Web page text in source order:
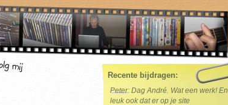
Recente bijdragen:
Peter: Dag André. Wat een werk! En
leuk ook dat er op je site